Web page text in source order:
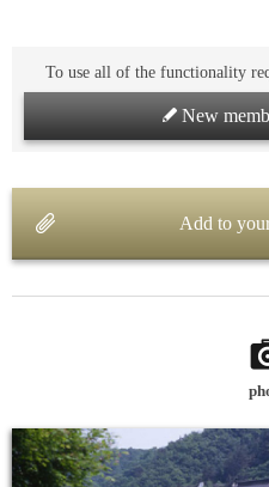
To use all of the functionality
New
Add to